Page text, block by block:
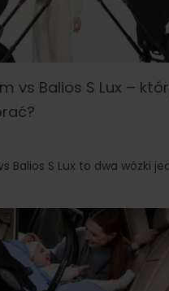
vs Balios S Lux –
Balios S Lux to dwa wózki